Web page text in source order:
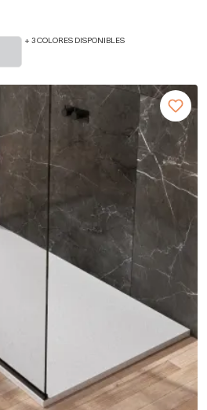
+ 3 COLORES DISPONIBLES